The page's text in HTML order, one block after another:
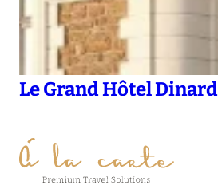
Le Grand Hôtel Dinard